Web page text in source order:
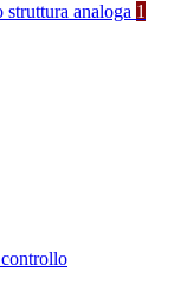
analoga 1